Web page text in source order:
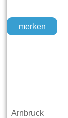
merken
Arnbruck